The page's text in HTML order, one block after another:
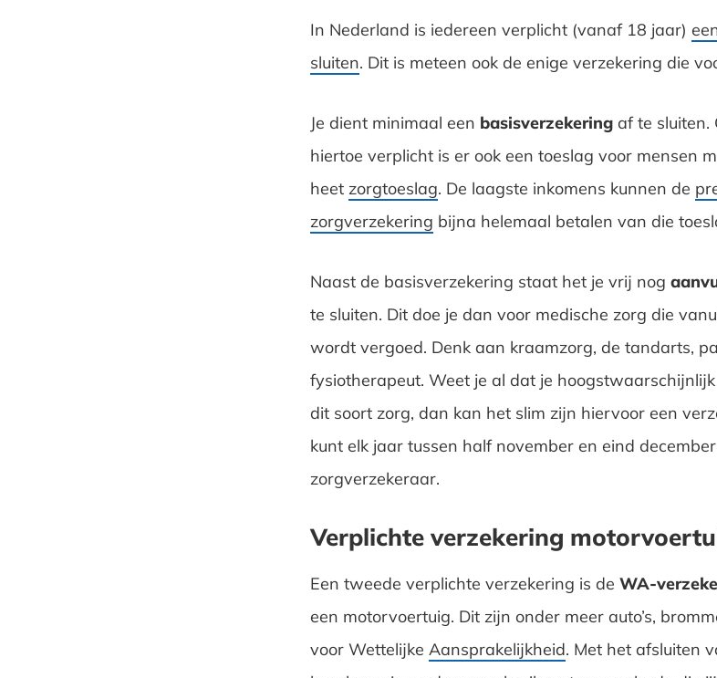
In Nederland is iedereen verplicht (vanaf 18 jaar)
sluiten. Dit is meteen ook de enige verzekering die
Je dient minimaal een basisverzekeringaf te sluiten.
hiertoe verplicht is er ook een toeslag voor mensen
heet zorgtoeslag. De laagste inkomens kunnen de
zorgverzekering bijna helemaal betalen van die
Naast de basisverzekering staat het je vrij nog
te sluiten. Dit doe je dan voor medische zorg die
wordt vergoed. Denk aan kraamzorg, de tandarts,
fysiotherapeut. Weet je al dat je
dit soort zorg, dan kan het slim zijn hiervoor een
kunt elk jaar tussen half november en eind
zorgverzekeraar.
Verplichte verzekering
Een tweede verplichte verzekering is de WA-
een motorvoertuig. Dit zijn onder meer auto’s,
voor Wettelijke Aansprakelijkheid. Met het afsluiten